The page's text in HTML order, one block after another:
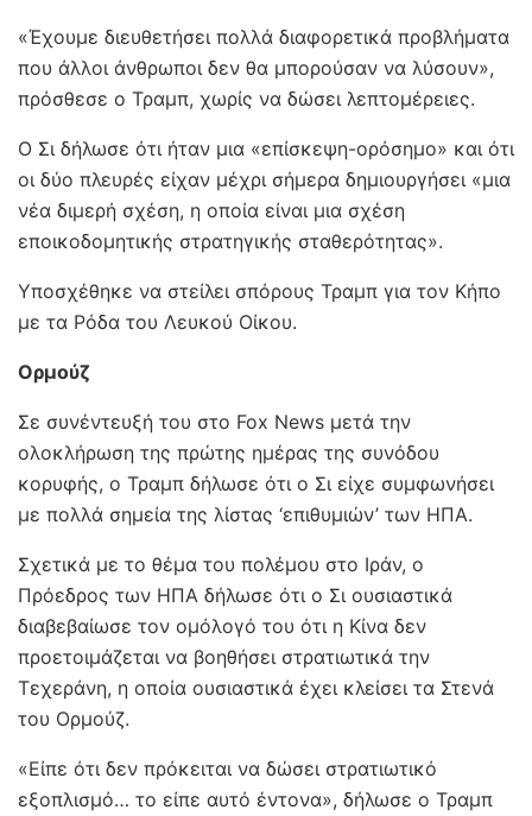
«Έχουμε διευθετήσει πολλά διαφορετικά προβλήματα
που άλλοι άνθρωποι δεν θα μπορούσαν να λύσουν»,
πρόσθεσε ο Τραμπ, χωρίς να δώσει λεπτομέρειες.
Ο Σι δήλωσε ότι ήταν μια «επίσκεψη-ορόσημο» και ότι
οι δύο πλευρές είχαν μέχρι σήμερα δημιουργήσει «μια
νέα διμερή σχέση, η οποία είναι μια σχέση
εποικοδομητικής στρατηγικής σταθερότητας».
Υποσχέθηκε να στείλει σπόρους Τραμπ για τον Κήπο
με τα Ρόδα του Λευκού Οίκου.
Ορμούζ
Σε συνέντευξή του στο Fox News μετά την
ολοκλήρωση της πρώτης ημέρας της συνόδου
κορυφής, ο Τραμπ δήλωσε ότι ο Σι είχε συμφωνήσει
με πολλά σημεία της λίστας ‘επιθυμιών’ των ΗΠΑ.
Σχετικά με το θέμα του πολέμου στο Ιράν, ο
Πρόεδρος των ΗΠΑ δήλωσε ότι ο Σι ουσιαστικά
διαβεβαίωσε τον ομόλογό του ότι η Κίνα δεν
προετοιμάζεται να βοηθήσει στρατιωτικά την
Τεχεράνη, η οποία ουσιαστικά έχει κλείσει τα Στενά
του Ορμούζ.
«Είπε ότι δεν πρόκειται να δώσει στρατιωτικό
εξοπλισμό… το είπε αυτό έντονα», δήλωσε ο Τραμπ